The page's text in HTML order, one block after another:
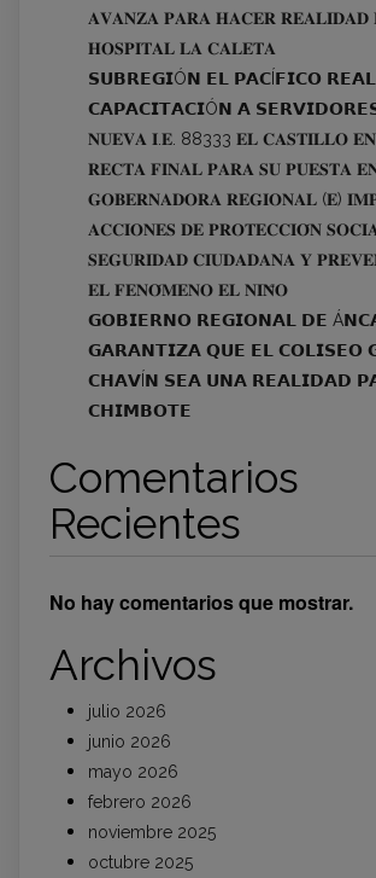
𝐀𝐕𝐀𝐍𝐙𝐀 𝐏𝐀𝐑𝐀 𝐇𝐀𝐂𝐄𝐑 𝐑𝐄𝐀𝐋𝐈𝐃𝐀𝐃
𝐇𝐎𝐒𝐏𝐈𝐓𝐀𝐋 𝐋𝐀 𝐂𝐀𝐋𝐄𝐓𝐀
𝗦𝗨𝗕𝗥𝗘𝗚𝗜Ó𝗡 𝗘𝗟 𝗣𝗔𝗖Í𝗙𝗜𝗖𝗢
𝗖𝗔𝗣𝗔𝗖𝗜𝗧𝗔𝗖𝗜Ó𝗡 𝗔
𝐍𝐔𝐄𝐕𝐀 𝐈.𝐄. 88333 𝐄𝐋 𝐂𝐀𝐒𝐓𝐈𝐋𝐋𝐎
𝐑𝐄𝐂𝐓𝐀 𝐅𝐈𝐍𝐀𝐋 𝐏𝐀𝐑𝐀 𝐒𝐔 𝐏𝐔𝐄𝐒𝐓𝐀
𝐆𝐎𝐁𝐄𝐑𝐍𝐀𝐃𝐎𝐑𝐀 𝐑𝐄𝐆𝐈𝐎𝐍𝐀𝐋 (𝐄)
𝐀𝐂𝐂𝐈𝐎𝐍𝐄𝐒 𝐃𝐄 𝐏𝐑𝐎𝐓𝐄𝐂𝐂𝐈𝐎́𝐍
𝐒𝐄𝐆𝐔𝐑𝐈𝐃𝐀𝐃 𝐂𝐈𝐔𝐃𝐀𝐃𝐀𝐍𝐀 𝐘
𝐄𝐋 𝐅𝐄𝐍𝐎́𝐌𝐄𝐍𝐎 𝐄𝐋 𝐍𝐈𝐍̃𝐎
𝗚𝗢𝗕𝗜𝗘𝗥𝗡𝗢 𝗥𝗘𝗚𝗜𝗢𝗡𝗔𝗟 𝗗𝗘
𝗚𝗔𝗥𝗔𝗡𝗧𝗜𝗭𝗔 𝗤𝗨𝗘 𝗘𝗟 𝗖𝗢𝗟𝗜𝗦𝗘𝗢
𝗖𝗛𝗔𝗩Í𝗡 𝗦𝗘𝗔 𝗨𝗡𝗔 𝗥𝗘𝗔𝗟𝗜𝗗𝗔𝗗
𝗖𝗛𝗜𝗠𝗕𝗢𝗧𝗘
Comentarios
Recientes
No hay comentarios que mostrar.
Archivos
julio 2026
junio 2026
mayo 2026
febrero 2026
noviembre 2025
octubre 2025